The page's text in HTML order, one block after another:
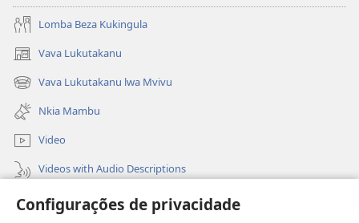
Configurações de privacidade
Lomba Beza Kukingula
Vava Lukutakanu
(opens
new
window)
Vava Lukutakanu lwa Mvivu
(opens
new
window)
Nkia Mambu
Video
Videos with Audio Descriptions
Vavulula